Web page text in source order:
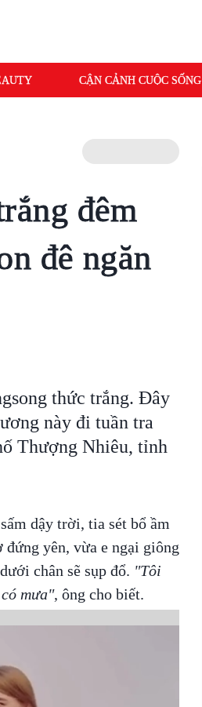
CẬN CẢNH CUỘC SỐNG
đêm
đê ngăn
thức trắng. Đây
này đi tuần tra
Thượng Nhiêu, tỉnh
dậy trời, tia sét bổ ầm
yên, vừa e ngại giông
chân sẽ sụp đổ. "Tôi
mưa", ông cho biết.